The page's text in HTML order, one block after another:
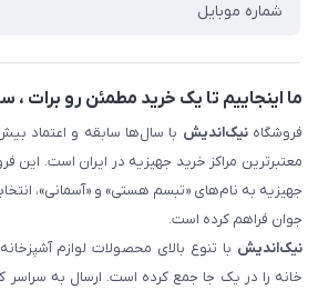
ما اینجاییم تا یک خرید مطمئن رو برات ،
فروشگاهنیک‌اندیش
معتبرترین مراکز خرید جهیزیه در ایران است. این
جهیزیه به نام‌های «تبسم هستی» و «آسمانی»،
جوان فراهم کرده است.
نیک‌اندیش با تنوع بالای محصولات لوازم
خانه را در یک جا جمع کرده است. ارسال به سراسر